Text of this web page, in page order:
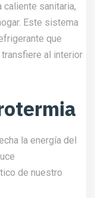
caliente sanitaria,
Este sistema
que
al interior
la energía del
de nuestro